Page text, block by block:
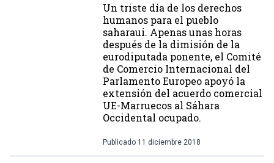
Un triste día de los derechos
humanos para el pueblo
saharaui. Apenas unas horas
después de la dimisión de la
eurodiputada ponente, el Comité
de Comercio Internacional del
Parlamento Europeo apoyó la
extensión del acuerdo comercial
UE-Marruecos al Sáhara
Occidental ocupado.
Publicado 11 diciembre 2018